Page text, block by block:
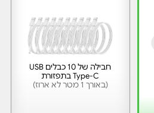
(באורך 1 מטר לא ארוז)
חבילה של 10 כבלים USB
Type-C בתפזורת